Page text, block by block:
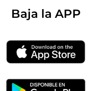
Baja la APP